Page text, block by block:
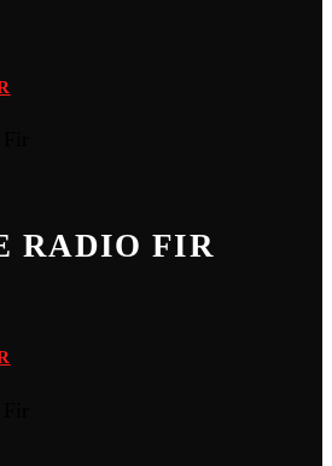
RADIO FIR